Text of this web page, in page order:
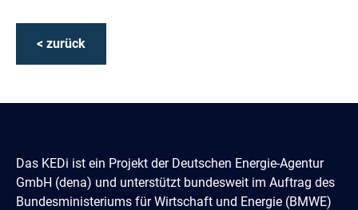
< zurück
Das KEDi ist ein Projekt der Deutschen Energie-Agentur
GmbH (dena) und un­terstützt bundes­weit im Auftrag des
Bun­des­­minis­teriums für Wirtschaft und Energie (BMWE)